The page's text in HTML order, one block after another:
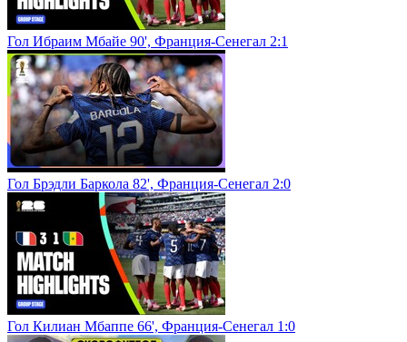
Гол Ибраим Мбайе 90', Франция-Сенегал 2:1
Гол Брэдли Баркола 82', Франция-Сенегал 2:0
Гол Килиан Мбаппе 66', Франция-Сенегал 1:0